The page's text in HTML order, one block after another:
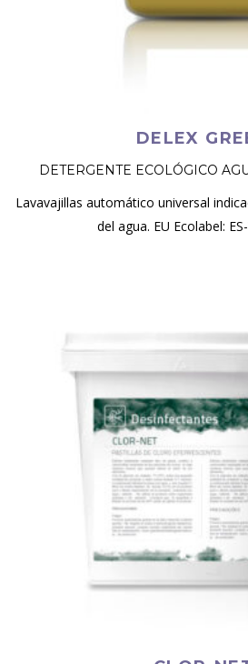
DELEX
DETERGENTE ECOLÓGICO
Lavavajillas automático universal
del agua. EU Ecolabel: